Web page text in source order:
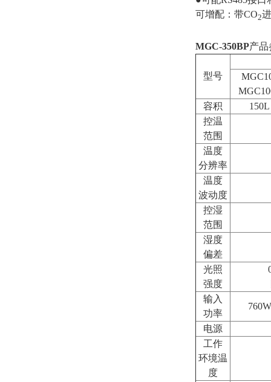
可增配：带CO2
MGC-350BP产品
型号
容积
150L
控温
范围
温度
分辨率
温度
波动度
控湿
范围
湿度
偏差
光照
强度
输入
功率
760W
电源
工作
环境温
度